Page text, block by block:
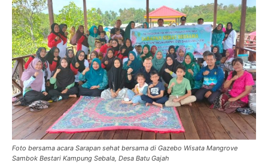
Foto bersama acara Sarapan sehat bersama di Gazebo Wisata Mangrove
Sambok Bestari Kampung Sebala, Desa Batu Gajah